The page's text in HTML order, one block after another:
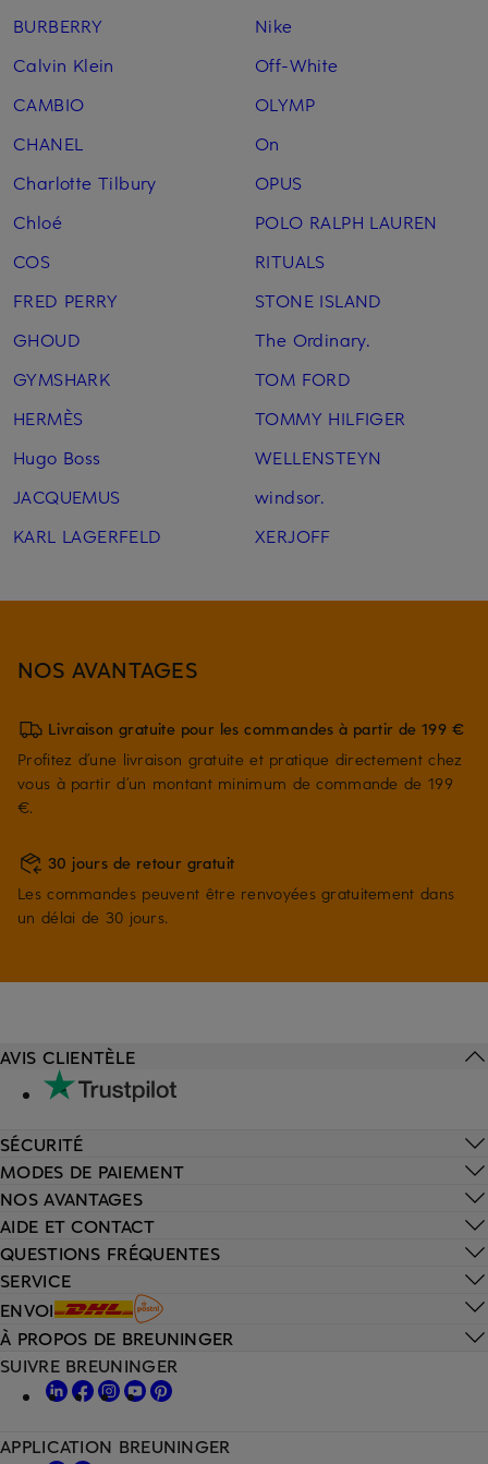
BURBERRY
Calvin Klein
CAMBIO
CHANEL
Charlotte Tilbury
Chloé
COS
FRED PERRY
GHOUD
GYMSHARK
HERMÈS
Hugo Boss
JACQUEMUS
KARL LAGERFELD
Nike
Off-White
OLYMP
On
OPUS
POLO RALPH LAUREN
RITUALS
STONE ISLAND
The Ordinary.
TOM FORD
TOMMY HILFIGER
WELLENSTEYN
windsor.
XERJOFF
NOS AVANTAGES
Livraison gratuite pour les commandes à partir de 199 €
Profitez d’une livraison gratuite et pratique directement chez
vous à partir d’un montant minimum de commande de 199
€.
30 jours de retour gratuit
Les commandes peuvent être renvoyées gratuitement dans
un délai de 30 jours.
AIDE ET CONTACT
QUESTIONS FRÉQUENTES
SERVICE
ENVOI
AVIS CLIENTÈLE
SÉCURITÉ
MODES DE PAIEMENT
NOS AVANTAGES
À PROPOS DE BREUNINGER
SUIVRE BREUNINGER
APPLICATION BREUNINGER